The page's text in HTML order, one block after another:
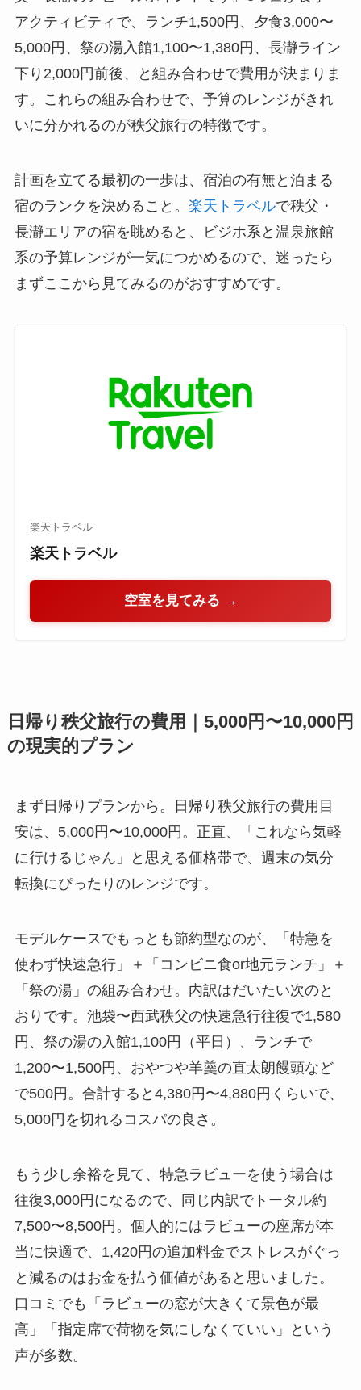
アクティビティで、ランチ1,500円、夕食3,000〜
5,000円、祭の湯入館1,100〜1,380円、長瀞ライン
下り2,000円前後、と組み合わせで費用が決まりま
す。これらの組み合わせで、予算のレンジがきれ
いに分かれるのが秩父旅行の特徴です。
計画を立てる最初の一歩は、宿泊の有無と泊まる
宿のランクを決めること。 楽天トラベルで秩父・
長瀞エリアの宿を眺めると、ビジホ系と温泉旅館
系の予算レンジが一気につかめるので、迷ったら
まずここから見てみるのがおすすめです。
楽天トラベル
楽天トラベル
空室を見てみる →
日帰り秩父旅行の費用｜5,000円〜10,000円
の現実的プラン
まず日帰りプランから。日帰り秩父旅行の費用目
安は、5,000円〜10,000円。正直、「これなら気軽
に行けるじゃん」と思える価格帯で、週末の気分
転換にぴったりのレンジです。
モデルケースでもっとも節約型なのが、「特急を
使わず快速急行」＋「コンビニ食or地元ランチ」＋
「祭の湯」の組み合わせ。内訳はだいたい次のと
おりです。池袋〜西武秩父の快速急行往復で1,580
円、祭の湯の入館1,100円（平日）、ランチで
1,200〜1,500円、おやつや羊羹の直太朗饅頭など
で500円。合計すると4,380円〜4,880円くらいで、
5,000円を切れるコスパの良さ。
もう少し余裕を見て、特急ラビューを使う場合は
往復3,000円になるので、同じ内訳でトータル約
7,500〜8,500円。個人的にはラビューの座席が本
当に快適で、1,420円の追加料金でストレスがぐっ
と減るのはお金を払う価値があると思いました。
口コミでも「ラビューの窓が大きくて景色が最
高」「指定席で荷物を気にしなくていい」という
声が多数。